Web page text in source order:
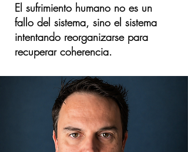
El sufrimiento humano no es un
fallo del sistema, sino el sistema
intentando reorganizarse para
recuperar coherencia.